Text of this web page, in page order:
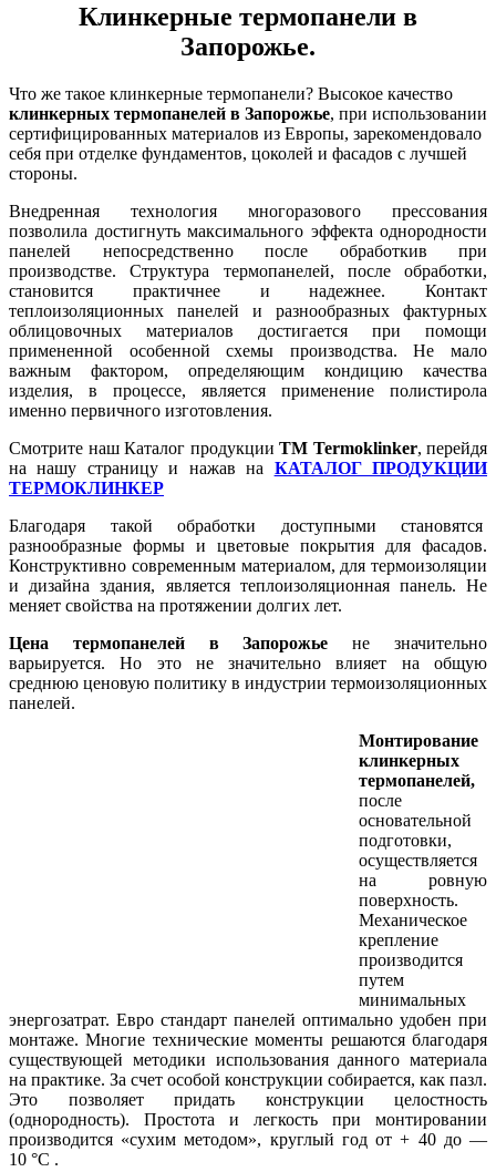
Клинкерные термопанели в
Запорожье.
Что же такое клинкерные термопанели? Высокое качество
клинкерных термопанелей в Запорожье, при использовании
сертифицированных материалов из Европы, зарекомендовало
себя при отделке фундаментов, цоколей и фасадов с лучшей
стороны.
Внедренная технология многоразового прессования
позволила достигнуть максимального эффекта однородности
панелей непосредственно после обработкив при
производстве. Структура термопанелей, после обработки,
становится практичнее и надежнее. Контакт
теплоизоляционных панелей и разнообразных фактурных
облицовочных материалов достигается при помощи
примененной особенной схемы производства. Не мало
важным фактором, определяющим кондицию качества
изделия, в процессе, является применение полистирола
именно первичного изготовления.
Смотрите наш Каталог продукции TM Termoklinker, перейдя
на нашу страницу и нажав на КАТАЛОГ ПРОДУКЦИИ
ТЕРМОКЛИНКЕР
Благодаря такой обработки доступными становятся
разнообразные формы и цветовые покрытия для фасадов.
Конструктивно современным материалом, для термоизоляции
и дизайна здания, является теплоизоляционная панель. Не
меняет свойства на протяжении долгих лет.
Цена термопанелей в Запорожье не значительно
варьируется. Но это не значительно влияет на общую
среднюю ценовую политику в индустрии термоизоляционных
панелей.
Монтирование
клинкерных
термопанелей,
после
основательной
подготовки,
осуществляется
на ровную
поверхность.
Механическое
крепление
производится
путем
минимальных
энергозатрат. Евро стандарт панелей оптимально удобен при
монтаже. Многие технические моменты решаются благодаря
существующей методики использования данного материала
на практике. За счет особой конструкции собирается, как пазл.
Это позволяет придать конструкции целостность
(однородность). Простота и легкость при монтировании
производится «сухим методом», круглый год от + 40 до —
10 °С .